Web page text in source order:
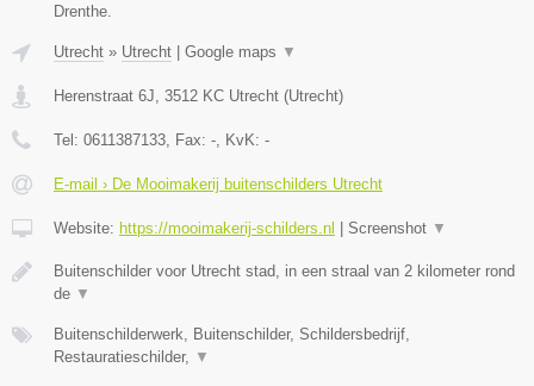
Drenthe.
Utrecht » Utrecht Google maps ▼
Herenstraat 6J 3512 KC Utrecht (Utrecht)
Tel: 0611387133 , Fax: - , KvK: -
E-mail › De Mooimakerij buitenschilders Utrecht
Website: https://mooimakerij-schilders.nl Screenshot ▼
Buitenschilder voor Utrecht stad, in een straal van 2 kilometer rond
de ▼
Buitenschilderwerk, Buitenschilder, Schildersbedrijf,
Restauratieschilder,
▼